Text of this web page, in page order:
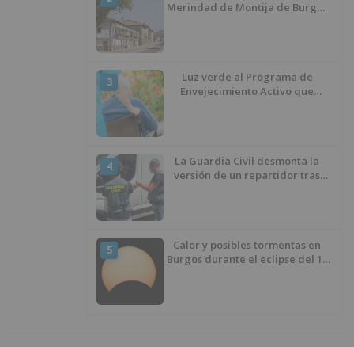
Merindad de Montija de Burgos
3
Luz verde al Programa de
Envejecimiento Activo que
4
La Guardia Civil desmonta la
versión de un repartidor tras
5
Calor y posibles tormentas en
Burgos durante el eclipse del 12